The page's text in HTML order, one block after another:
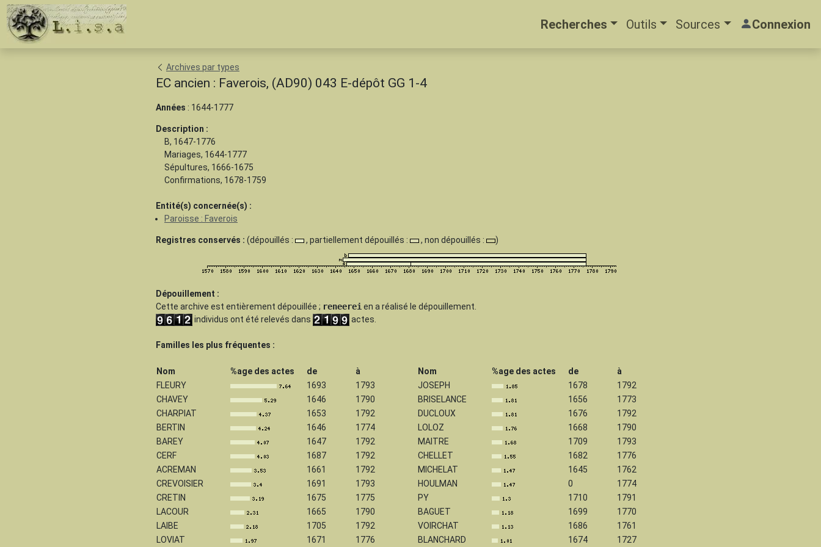
Recherches Outils Sources Connexion
Archives par types
EC ancien : Faverois, (AD90) 043 E-dépôt GG 1-4
Années : 1644-1777
Description :
B, 1647-1776
Mariages, 1644-1777
Sépultures, 1666-1675
Confirmations, 1678-1759
Entité(s) concernée(s) :
Paroisse : Faverois
Registres conservés : (dépouillés : , partiellement dépouillés : , non dépouillés : )
Dépouillement :
Cette archive est entièrement dépouillée ; reneerei en a réalisé le dépouillement.
individus ont été relevés dans
actes.
Familles les plus fréquentes :
Nom %age des actes de
à
FLEURY
1693
1793
CHAVEY
1646
1790
CHARPIAT
1653
1792
BERTIN
1646
1774
BAREY
1647
1792
CERF
1687
1792
ACREMAN
1661
1792
CREVOISIER
1691
1793
CRETIN
1675
1775
LACOUR
1665
1790
LAIBE
1705
1792
LOVIAT
1671 1776
Nom %age des actes de
à
JOSEPH
1678
1792
BRISELANCE
1656
1773
DUCLOUX
1676
1792
LOLOZ
1668
1790
MAITRE
1709
1793
CHELLET
1682
1776
MICHELAT
1645
1762
HOULMAN
0
1774
PY
1710
1791
BAGUET
1699
1770
VOIRCHAT
1686
1761
BLANCHARD
1674 1727